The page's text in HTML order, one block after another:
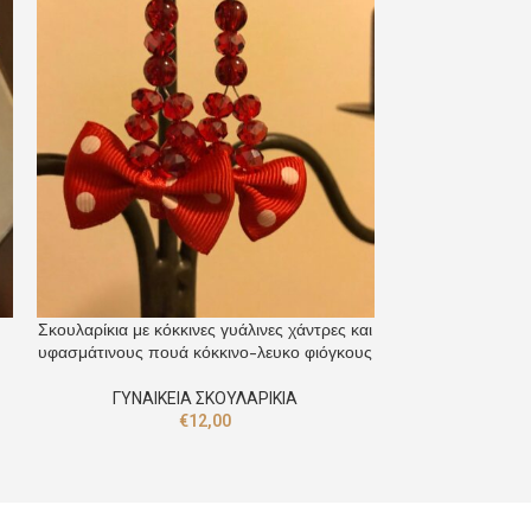
Σκουλαρίκια με κόκκινες γυάλινες χάντρες και
υφασμάτινους πουά κόκκινο-λευκο φιόγκους
ΓΥΝΑΙΚΕΙΑ ΣΚΟΥΛΑΡΙΚΙΑ
€12,00